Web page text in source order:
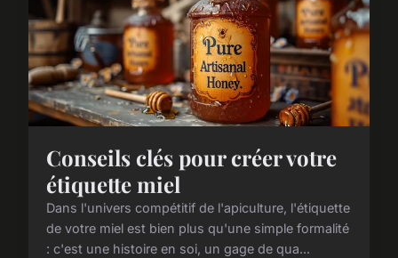
Conseils clés pour créer votre
étiquette miel
Dans l'univers compétitif de l'apiculture, l'étiquette
de votre miel est bien plus qu'une simple formalité
: c'est une histoire en soi, un gage de qua...